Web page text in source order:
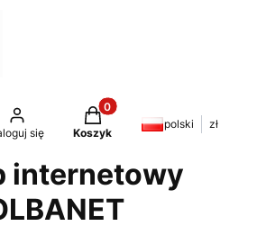
się
Produkty w koszyku: 0.
Koszyk
polski zł
internetowy